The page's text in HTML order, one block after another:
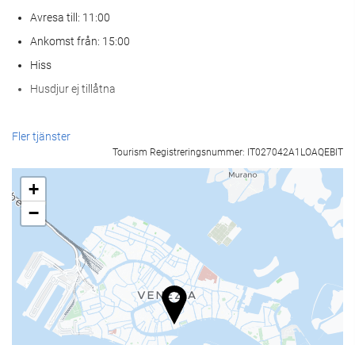
Avresa till: 11:00
Ankomst från: 15:00
Hiss
Husdjur ej tillåtna
Mat och dryck
Bar
Kafé på boendet
Receptionstjänster
24-timmarsreception
Bagageförvaring
Fler tjänster
Tourism Registreringsnummer: IT027042A1LOAQEBIT
+
−